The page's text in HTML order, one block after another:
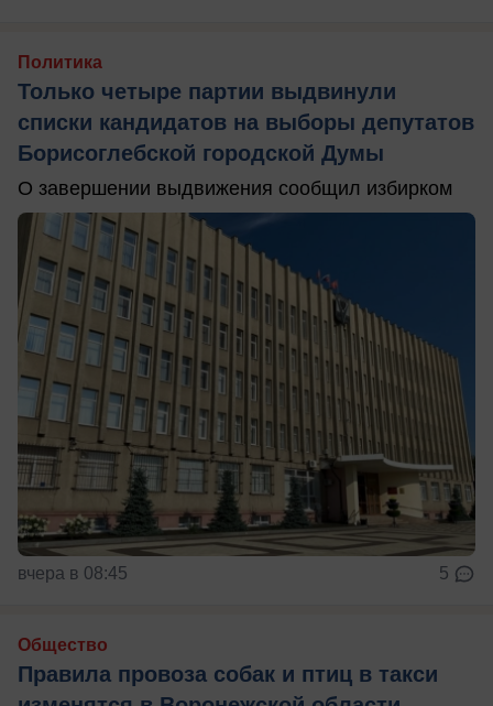
Политика
Только четыре партии выдвинули
списки кандидатов на выборы депутатов
Борисоглебской городской Думы
О завершении выдвижения сообщил избирком
вчера в 08:45 5
Общество
Правила провоза собак и птиц в такси